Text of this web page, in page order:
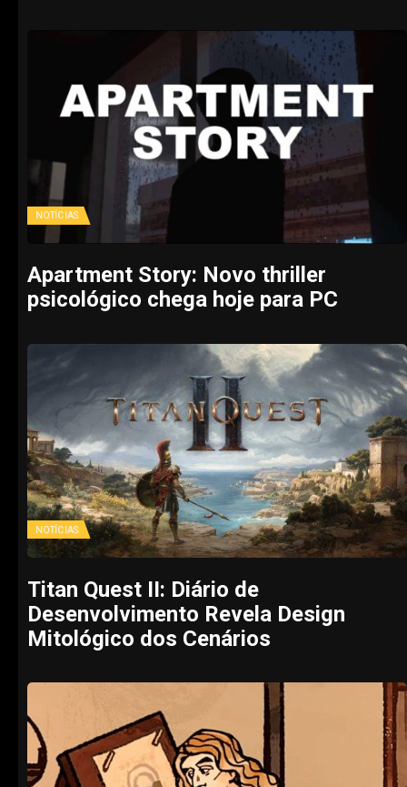
NOTÍCIAS
Apartment Story: Novo thriller
psicológico chega hoje para PC
NOTÍCIAS
Titan Quest II: Diário de
Desenvolvimento Revela Design
Mitológico dos Cenários